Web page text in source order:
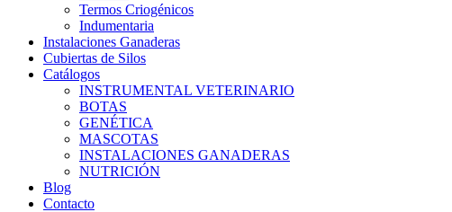
Termos Criogénicos
Indumentaria
Instalaciones Ganaderas
Cubiertas de Silos
Catálogos
INSTRUMENTAL VETERINARIO
BOTAS
GENÉTICA
MASCOTAS
INSTALACIONES GANADERAS
NUTRICIÓN
Blog
Contacto